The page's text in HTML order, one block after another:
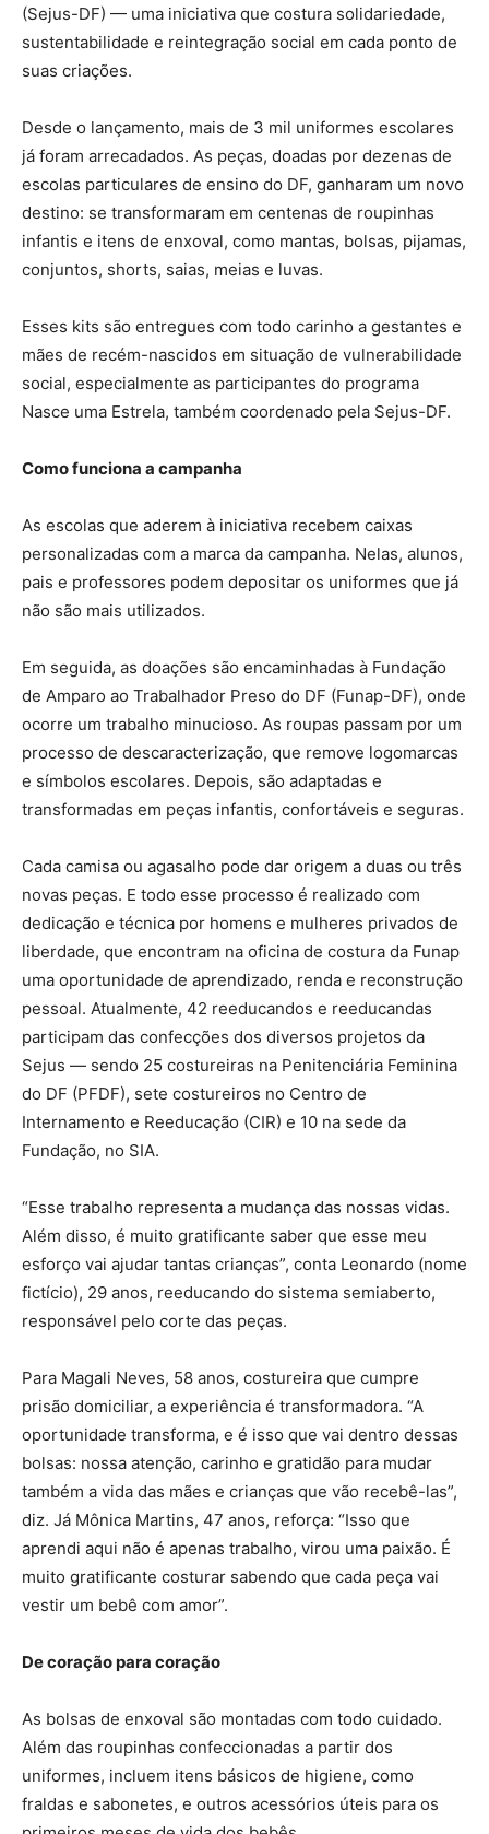
(Sejus-DF) — uma iniciativa que costura solidariedade,
sustentabilidade e reintegração social em cada ponto de
suas criações.
Desde o lançamento, mais de 3 mil uniformes escolares
já foram arrecadados. As peças, doadas por dezenas de
escolas particulares de ensino do DF, ganharam um novo
destino: se transformaram em centenas de roupinhas
infantis e itens de enxoval, como mantas, bolsas, pijamas,
conjuntos, shorts, saias, meias e luvas.
Esses kits são entregues com todo carinho a gestantes e
mães de recém-nascidos em situação de vulnerabilidade
social, especialmente as participantes do programa
Nasce uma Estrela, também coordenado pela Sejus-DF.
Como funciona a campanha
As escolas que aderem à iniciativa recebem caixas
personalizadas com a marca da campanha. Nelas, alunos,
pais e professores podem depositar os uniformes que já
não são mais utilizados.
Em seguida, as doações são encaminhadas à Fundação
de Amparo ao Trabalhador Preso do DF (Funap-DF), onde
ocorre um trabalho minucioso. As roupas passam por um
processo de descaracterização, que remove logomarcas
e símbolos escolares. Depois, são adaptadas e
transformadas em peças infantis, confortáveis e seguras.
Cada camisa ou agasalho pode dar origem a duas ou três
novas peças. E todo esse processo é realizado com
dedicação e técnica por homens e mulheres privados de
liberdade, que encontram na oficina de costura da Funap
uma oportunidade de aprendizado, renda e reconstrução
pessoal. Atualmente, 42 reeducandos e reeducandas
participam das confecções dos diversos projetos da
Sejus — sendo 25 costureiras na Penitenciária Feminina
do DF (PFDF), sete costureiros no Centro de
Internamento e Reeducação (CIR) e 10 na sede da
Fundação, no SIA.
“Esse trabalho representa a mudança das nossas vidas.
Além disso, é muito gratificante saber que esse meu
esforço vai ajudar tantas crianças”, conta Leonardo (nome
fictício), 29 anos, reeducando do sistema semiaberto,
responsável pelo corte das peças.
Para Magali Neves, 58 anos, costureira que cumpre
prisão domiciliar, a experiência é transformadora. “A
oportunidade transforma, e é isso que vai dentro dessas
bolsas: nossa atenção, carinho e gratidão para mudar
também a vida das mães e crianças que vão recebê-las”,
diz. Já Mônica Martins, 47 anos, reforça: “Isso que
aprendi aqui não é apenas trabalho, virou uma paixão. É
muito gratificante costurar sabendo que cada peça vai
vestir um bebê com amor”.
De coração para coração
As bolsas de enxoval são montadas com todo cuidado.
Além das roupinhas confeccionadas a partir dos
uniformes, incluem itens básicos de higiene, como
fraldas e sabonetes, e outros acessórios úteis para os